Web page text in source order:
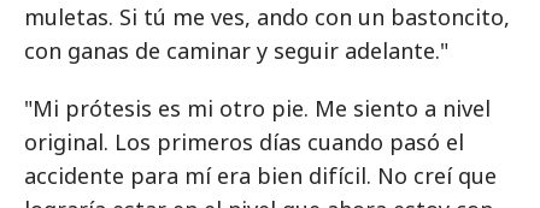
muletas. Si tú me ves, ando con un bastoncito,
con ganas de caminar y seguir adelante."
"Mi prótesis es mi otro pie. Me siento a nivel
original. Los primeros días cuando pasó el
accidente para mí era bien difícil. No creí que